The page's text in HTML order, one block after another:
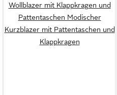
Wollblazer mit Klappkragen und
Pattentaschen Modischer
Kurzblazer mit Pattentaschen und
Klappkragen